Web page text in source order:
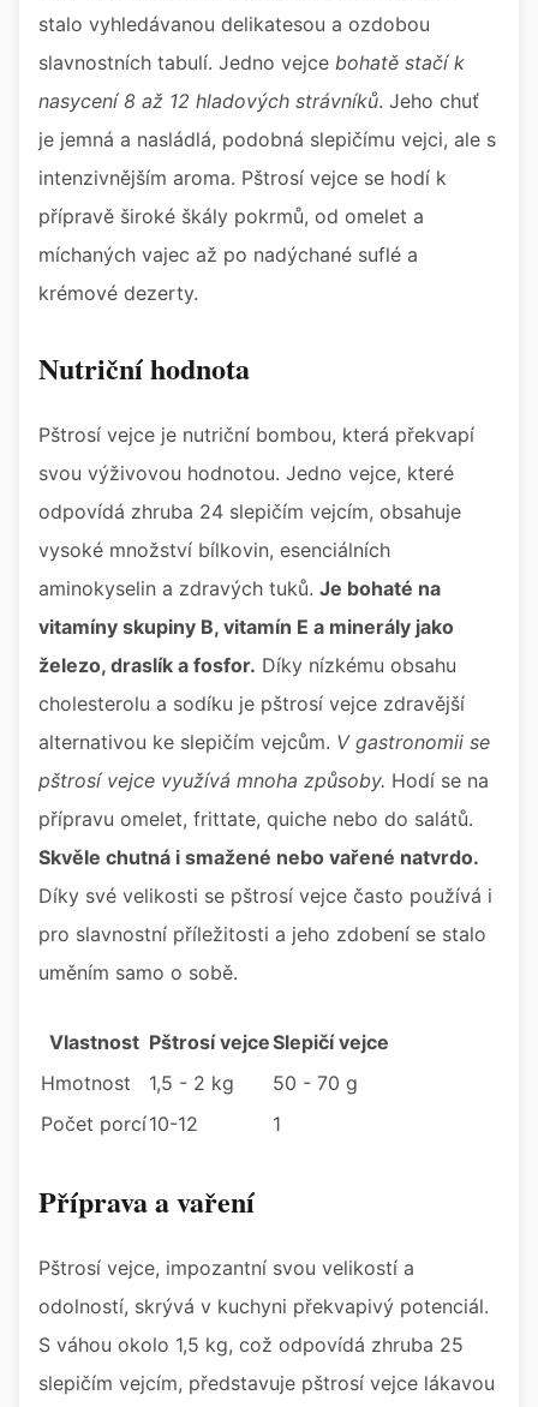
stalo vyhledávanou delikatesou a ozdobou
slavnostních tabulí. Jedno vejce bohatě stačí k
nasycení 8 až 12 hladových strávníků. Jeho chuť
je jemná a nasládlá, podobná slepičímu vejci, ale s
intenzivnějším aroma. Pštrosí vejce se hodí k
přípravě široké škály pokrmů, od omelet a
míchaných vajec až po nadýchané suflé a
krémové dezerty.
Nutriční hodnota
Pštrosí vejce je nutriční bombou, která překvapí
svou výživovou hodnotou. Jedno vejce, které
odpovídá zhruba 24 slepičím vejcím, obsahuje
vysoké množství bílkovin, esenciálních
aminokyselin a zdravých tuků. Je bohaté na
vitamíny skupiny B, vitamín E a minerály jako
železo, draslík a fosfor. Díky nízkému obsahu
cholesterolu a sodíku je pštrosí vejce zdravější
alternativou ke slepičím vejcům. V gastronomii se
pštrosí vejce využívá mnoha způsoby. Hodí se na
přípravu omelet, frittate, quiche nebo do salátů.
Skvěle chutná i smažené nebo vařené natvrdo.
Díky své velikosti se pštrosí vejce často používá i
pro slavnostní příležitosti a jeho zdobení se stalo
uměním samo o sobě.
Vlastnost Pštrosí vejceSlepičí vejce
Hmotnost
1,5 - 2 kg
50 - 70 g
Počet porcí10-12 1
Příprava a vaření
Pštrosí vejce, impozantní svou velikostí a
odolností, skrývá v kuchyni překvapivý potenciál.
S váhou okolo 1,5 kg, což odpovídá zhruba 25
slepičím vejcím, představuje pštrosí vejce lákavou